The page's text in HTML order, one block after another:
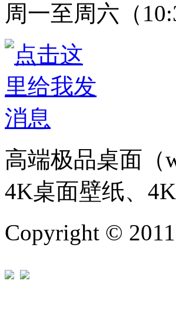
周一至周六（
高端极品桌面（
4K桌面壁纸、
Copyright ©